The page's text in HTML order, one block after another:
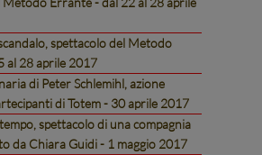
spettacolo del Metodo
al 28 aprile 2017
di Peter Schlemihl, azione
di Totem - 30 aprile 2017
spettacolo di una compagnia
da Chiara Guidi - 1 maggio 2017